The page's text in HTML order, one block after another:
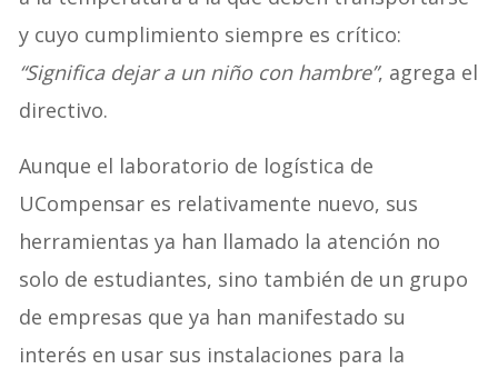
y cuyo cumplimiento siempre es crítico:
“Significa dejar a un niño con hambre”, agrega el
directivo.
Aunque el laboratorio de logística de
UCompensar es relativamente nuevo, sus
herramientas ya han llamado la atención no
solo de estudiantes, sino también de un grupo
de empresas que ya han manifestado su
interés en usar sus instalaciones para la